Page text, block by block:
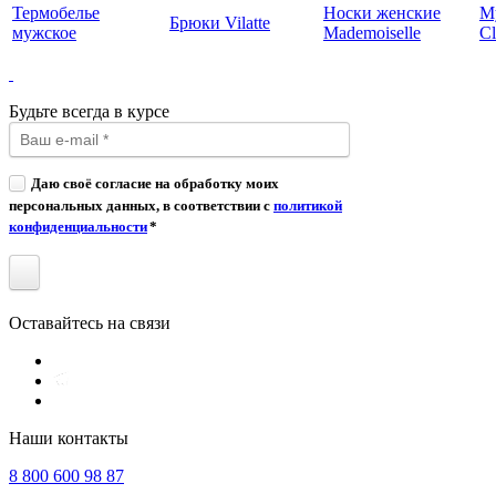
Термобелье
мужское
Брюки Vilatte
Носки женские
Mademoiselle
Будьте всегда в курсе
Даю своё согласие на обработку моих
персональных данных, в соответствии с политикой
конфиденциальности*
Оставайтесь на связи
Наши контакты
8 800 600 98 87